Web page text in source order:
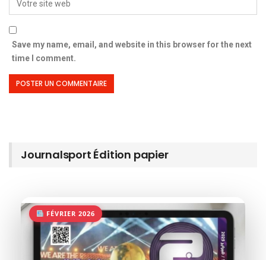
Save my name, email, and website in this browser for the next
time I comment.
Journalsport Édition papier
FÉVRIER 2026